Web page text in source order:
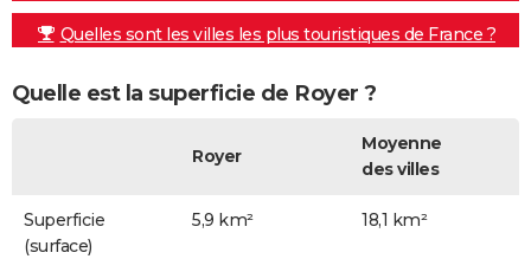
Quelles sont les villes les plus touristiques de France ?
Quelle est la superficie de Royer ?
Royer
Moyenne
des villes
Superficie
(surface)
5,9 km² 18,1 km²